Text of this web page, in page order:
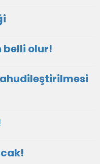
belli olur!